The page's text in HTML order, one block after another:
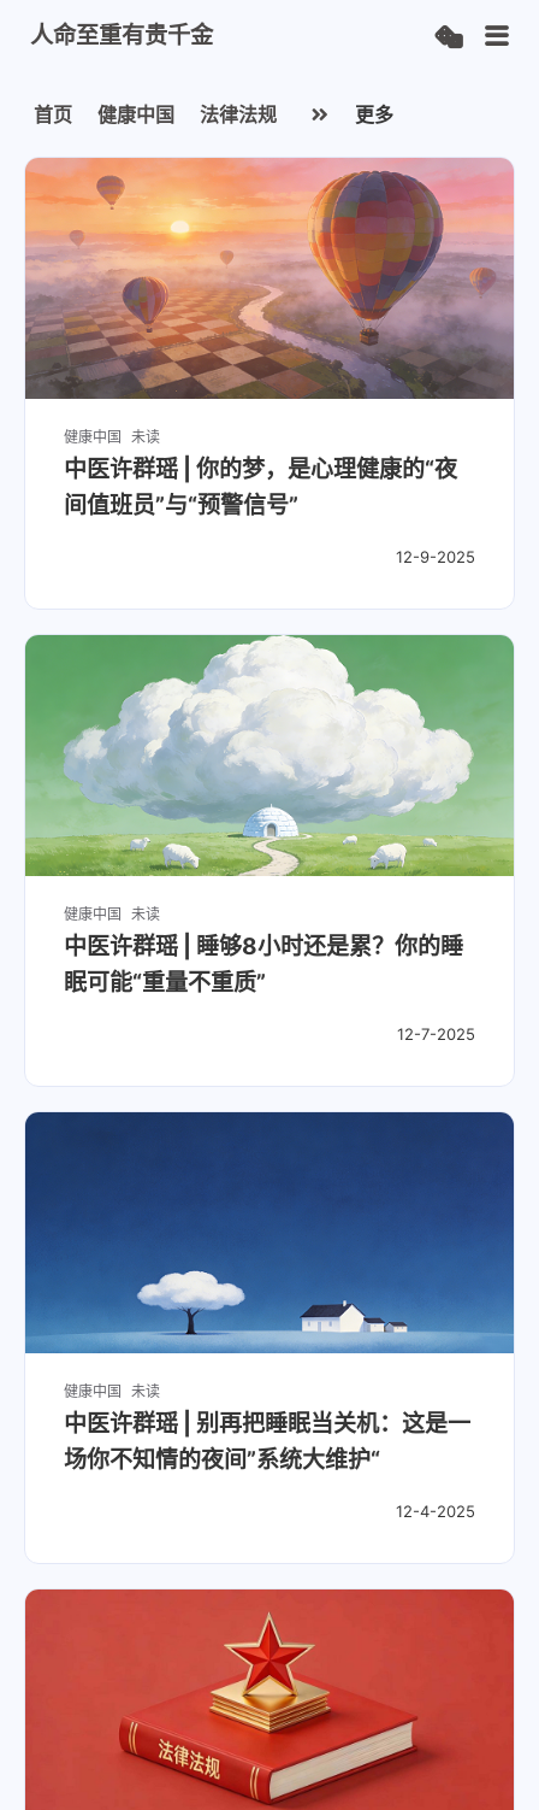
人命至重有贵千金
首页 健康中国 法律法规 更多
健康中国 未读
中医许群瑶 | 你的梦，是心理健康的“夜
间值班员”与“预警信号”
12-9-2025
健康中国 未读
中医许群瑶 | 睡够8小时还是累？你的睡
眠可能“重量不重质”
12-7-2025
健康中国 未读
中医许群瑶 | 别再把睡眠当关机：这是一
场你不知情的夜间”系统大维护“
12-4-2025